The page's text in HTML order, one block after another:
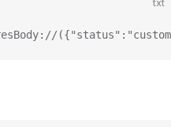
txt
resBody://